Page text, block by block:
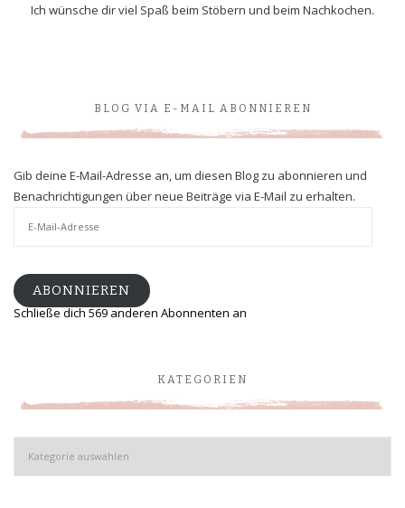
Ich wünsche dir viel Spaß beim Stöbern und beim Nachkochen.
BLOG VIA E-MAIL ABONNIEREN
Gib deine E-Mail-Adresse an, um diesen Blog zu abonnieren und
Benachrichtigungen über neue Beiträge via E-Mail zu erhalten.
ABONNIEREN
Schließe dich 569 anderen Abonnenten an
KATEGORIEN
Kategorien